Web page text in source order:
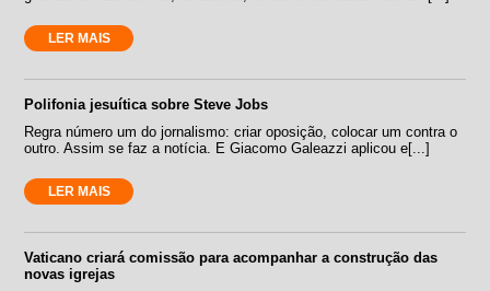
LER MAIS
Polifonia jesuítica sobre Steve Jobs
Regra número um do jornalismo: criar oposição, colocar um contra o
outro. Assim se faz a notícia. E Giacomo Galeazzi aplicou e[...]
LER MAIS
Vaticano criará comissão para acompanhar a construção das
novas igrejas